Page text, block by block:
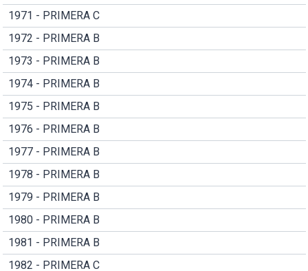
1971 - PRIMERA C
1972 - PRIMERA B
1973 - PRIMERA B
1974 - PRIMERA B
1975 - PRIMERA B
1976 - PRIMERA B
1977 - PRIMERA B
1978 - PRIMERA B
1979 - PRIMERA B
1980 - PRIMERA B
1981 - PRIMERA B
1982 - PRIMERA C